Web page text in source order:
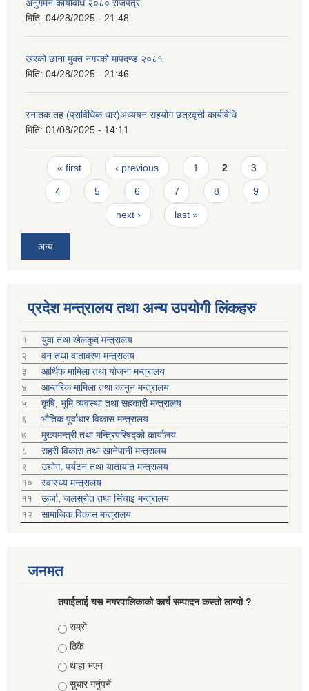
अनुगमन कार्यविधि २०८० राजपत्र
मिति: 04/28/2025 - 21:48
खरको छाना मुक्त नगरको मापदण्ड २०८१
मिति: 04/28/2025 - 21:46
स्नातक तह (प्राविधिक धार)अध्ययन सहयोग छत्रवृत्ती कार्यविधि
मिति: 01/08/2025 - 14:11
Pages
« first ‹ previous 1 2 3
4 5 6 7 8 9
next › last »
अन्य
प्रदेश मन्त्रालय तथा अन्य उपयोगी लिंकहरु
१
युवा तथा खेलकुद मन्त्रालय
२
वन तथा वातावरण मन्त्रालय
३
आर्थिक मामिला तथा योजना मन्त्रालय
४
आन्तरिक मामिला तथा कानुन मन्त्रालय
५
कृषि, भूमि व्यवस्था तथा सहकारी मन्त्रालय
६
भौतिक पूर्वाधार विकास मन्त्रालय
७
मुख्यमन्त्री तथा मन्त्रिपरिषद्को कार्यालय
८
सहरी विकास तथा खानेपानी मन्त्रालय
९
उद्योग, पर्यटन तथा यातायात मन्त्रालय
१०
स्वास्थ्य मन्त्रालय
११
ऊर्जा, जलस्रोत तथा सिंचाइ मन्त्रालय
१२
सामाजिक विकास मन्‍‍त्रालय
जनमत
तपाईलाई यस नगरपालिकाको कार्य सम्पादन कस्तो लाग्यो ?
Choices
राम्रो
ठिकै
थाहा भएन
सुधार गर्नुपर्ने